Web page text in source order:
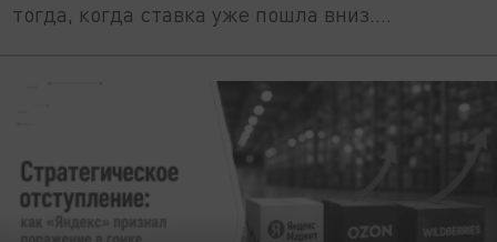
тогда, когда ставка уже пошла вниз....